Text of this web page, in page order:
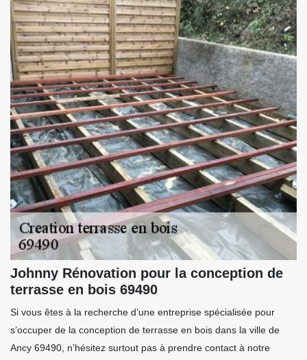
Johnny Rénovation pour la conception de
terrasse en bois 69490
Si vous êtes à la recherche d’une entreprise spécialisée pour
s’occuper de la conception de terrasse en bois dans la ville de
Ancy 69490, n’hésitez surtout pas à prendre contact à notre